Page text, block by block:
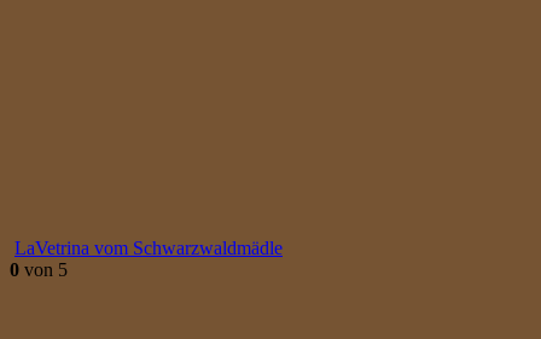
LaVetrina vom Schwarzwaldmädle
0 von 5